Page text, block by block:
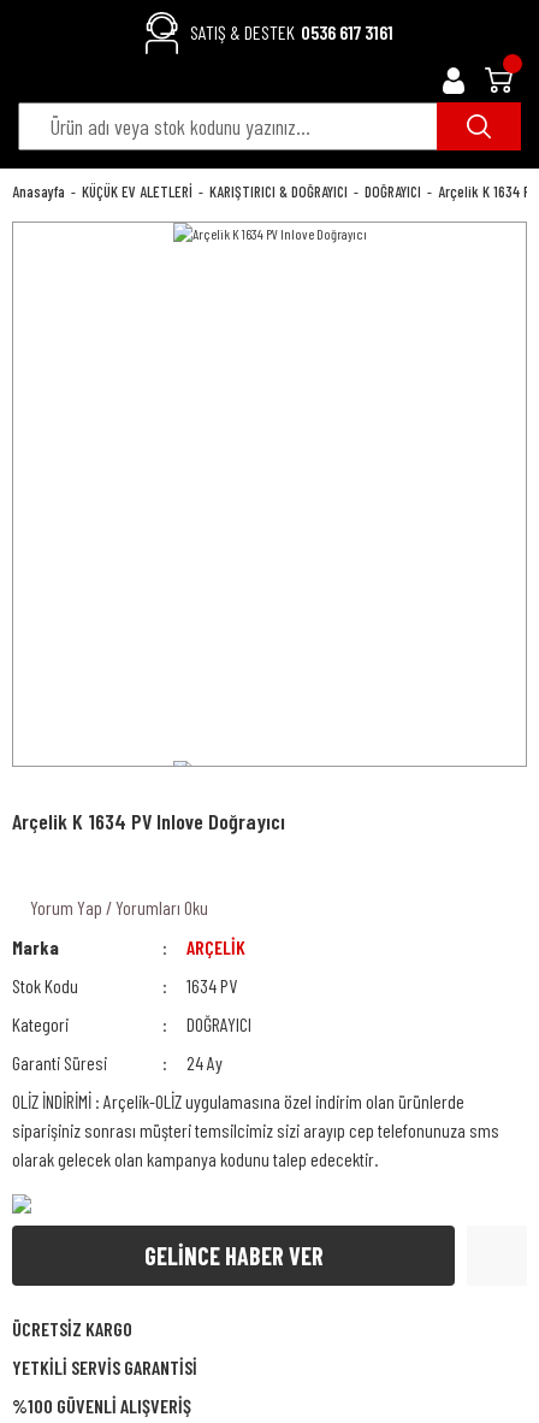
SATIŞ & DESTEK 0536 617 3161
Anasayfa KÜÇÜK EV ALETLERİ KARIŞTIRICI & DOĞRAYICI DOĞRAYICI Arçelik K 1634
Arçelik K 1634 PV Inlove Doğrayıcı
Yorum Yap / Yorumları Oku
Marka
ARÇELİK
Stok Kodu
1634 PV
Kategori
DOĞRAYICI
Garanti Süresi
24 Ay
OLİZ İNDİRİMİ : Arçelik-OLİZ uygulamasına özel indirim olan ürünlerde
siparişiniz sonrası müşteri temsilcimiz sizi arayıp cep telefonunuza sms
olarak gelecek olan kampanya kodunu talep edecektir.
GELİNCE HABER VER
ÜCRETSİZ KARGO
YETKİLİ SERVİS GARANTİSİ
%100 GÜVENLİ ALIŞVERİŞ